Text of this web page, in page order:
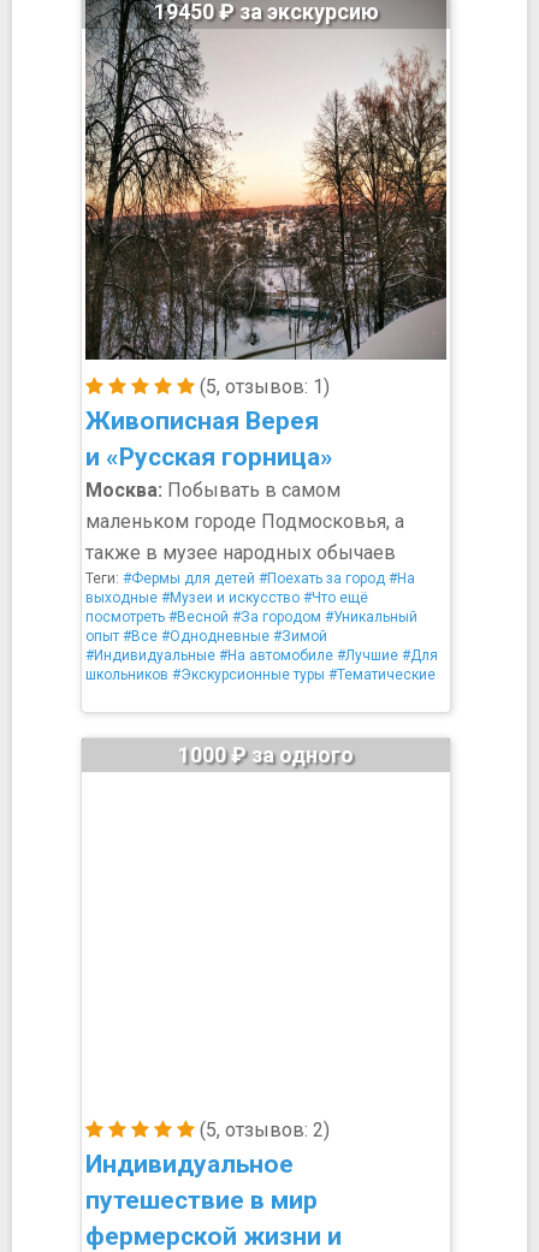
(5, отзывов: 1)
Живописная Верея
и «Русская горница»
19450 ₽ за экскурсию
Москва: Побывать в самом
маленьком городе Подмосковья, а
также в музее народных обычаев
Теги: #Фермы для детей #Поехать за город #На
выходные #Музеи и искусство #Что ещё
посмотреть #Весной #За городом #Уникальный
опыт #Все #Однодневные #Зимой
#Индивидуальные #На автомобиле #Лучшие #Для
школьников #Экскурсионные туры #Тематические
(5, отзывов: 2)
Индивидуальное
путешествие в мир
фермерской жизни и
1000 ₽ за одного